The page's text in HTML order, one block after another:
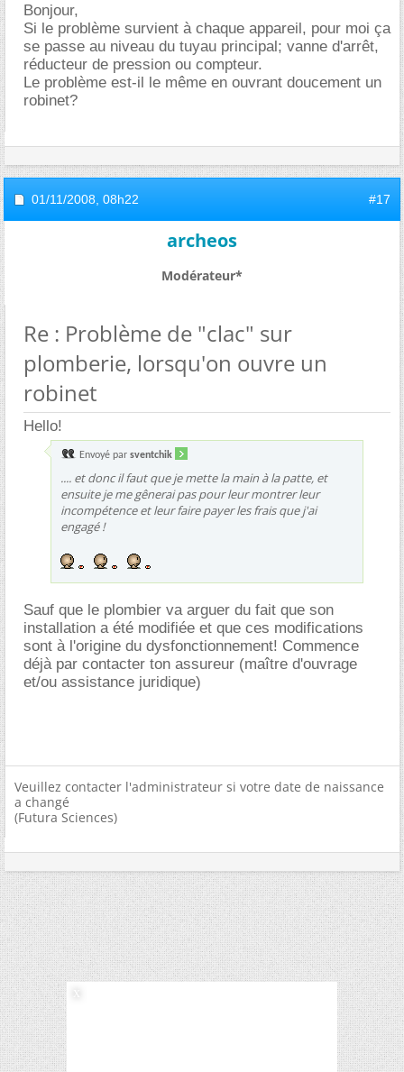
Bonjour,
Si le problème survient à chaque appareil, pour moi ça
se passe au niveau du tuyau principal; vanne d'arrêt,
réducteur de pression ou compteur.
Le problème est-il le même en ouvrant doucement un
robinet?
01/11/2008, 08h22 #17
archeos
Modérateur*
Re : Problème de "clac" sur
plomberie, lorsqu'on ouvre un
robinet
Hello!
Envoyé par sventchik
.... et donc il faut que je mette la main à la patte, et
ensuite je me gênerai pas pour leur montrer leur
incompétence et leur faire payer les frais que j'ai
engagé !
Sauf que le plombier va arguer du fait que son
installation a été modifiée et que ces modifications
sont à l'origine du dysfonctionnement! Commence
déjà par contacter ton assureur (maître d'ouvrage
et/ou assistance juridique)
Veuillez contacter l'administrateur si votre date de naissance
a changé
(Futura Sciences)